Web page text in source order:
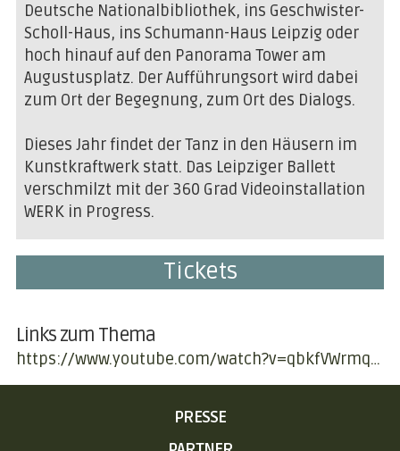
Deutsche Nationalbibliothek, ins Geschwister-
Scholl-Haus, ins Schumann-Haus Leipzig oder
hoch hinauf auf den Panorama Tower am
Augustusplatz. Der Aufführungsort wird dabei
zum Ort der Begegnung, zum Ort des Dialogs.
Dieses Jahr findet der Tanz in den Häusern im
Kunstkraftwerk statt. Das Leipziger Ballett
verschmilzt mit der 360 Grad Videoinstallation
WERK in Progress.
Tickets
Links zum Thema
https://www.youtube.com/watch?v=qbkfVWrmqww&feature=youtu.be
NAVIGATION
PRESSE